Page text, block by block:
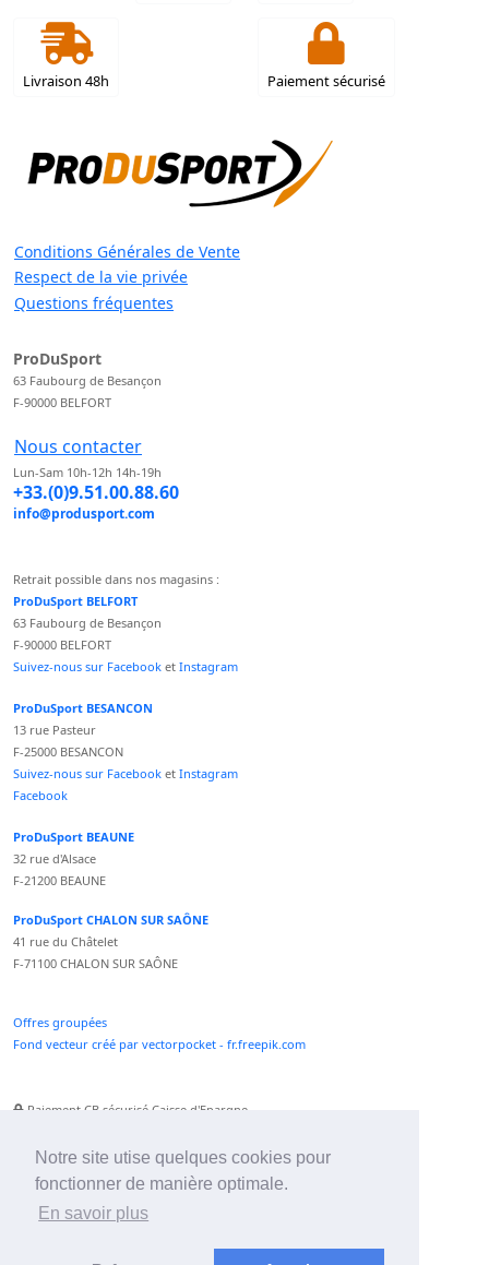
Notre site utise quelques cookies pour
fonctionner de manière optimale.
En savoir plus
Livraison 48h Paiement sécurisé
Conditions Générales de Vente
Respect de la vie privée
Questions fréquentes
ProDuSport
63 Faubourg de Besançon
F-90000 BELFORT
Nous contacter
Lun-Sam 10h-12h 14h-19h
+33.(0)9.51.00.88.60
info@produsport.com
Retrait possible dans nos magasins :
ProDuSport BELFORT
63 Faubourg de Besançon
F-90000 BELFORT
Suivez-nous sur Facebook et Instagram
ProDuSport BESANCON
13 rue Pasteur
F-25000 BESANCON
Suivez-nous sur Facebook et Instagram
Facebook
ProDuSport BEAUNE
32 rue d'Alsace
F-21200 BEAUNE
ProDuSport CHALON SUR SAÔNE
41 rue du Châtelet
F-71100 CHALON SUR SAÔNE
Offres groupées
Fond vecteur créé par vectorpocket - fr.freepik.com
Paiement CB sécurisé Caisse d'Epargne
Paiement Paypal accepté